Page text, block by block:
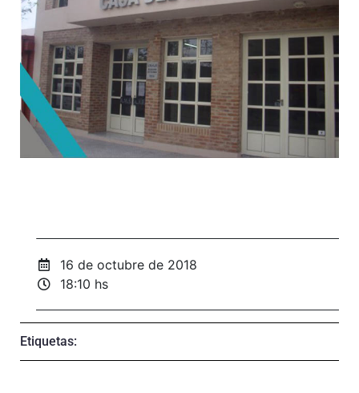
16 de octubre de 2018
18:10 hs
Etiquetas: